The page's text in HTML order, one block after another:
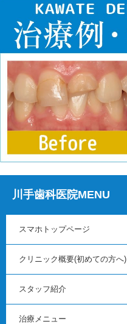
川手歯科医院MENU
スマホトップページ
クリニック概要(初めての方へ)
スタッフ紹介
治療メニュー